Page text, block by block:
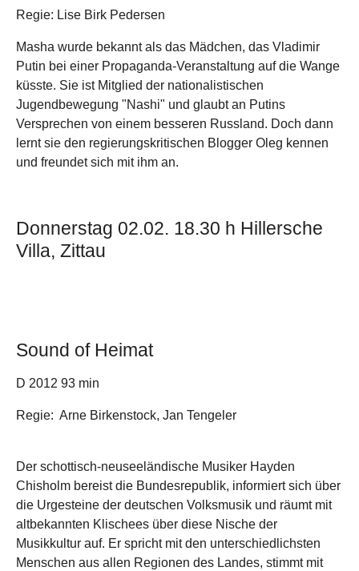
Regie: Lise Birk Pedersen
Masha wurde bekannt als das Mädchen, das Vladimir
Putin bei einer Propaganda-Veranstaltung auf die Wange
küsste. Sie ist Mitglied der nationalistischen
Jugendbewegung "Nashi" und glaubt an Putins
Versprechen von einem besseren Russland. Doch dann
lernt sie den regierungskritischen Blogger Oleg kennen
und freundet sich mit ihm an.
Donnerstag 02.02. 18.30 h Hillersche
Villa, Zittau
Sound of Heimat
D 2012 93 min
Regie: Arne Birkenstock, Jan Tengeler
Der schottisch-neuseeländische Musiker Hayden
Chisholm bereist die Bundesrepublik, informiert sich über
die Urgesteine der deutschen Volksmusik und räumt mit
altbekannten Klischees über diese Nische der
Musikkultur auf. Er spricht mit den unterschiedlichsten
Menschen aus allen Regionen des Landes, stimmt mit